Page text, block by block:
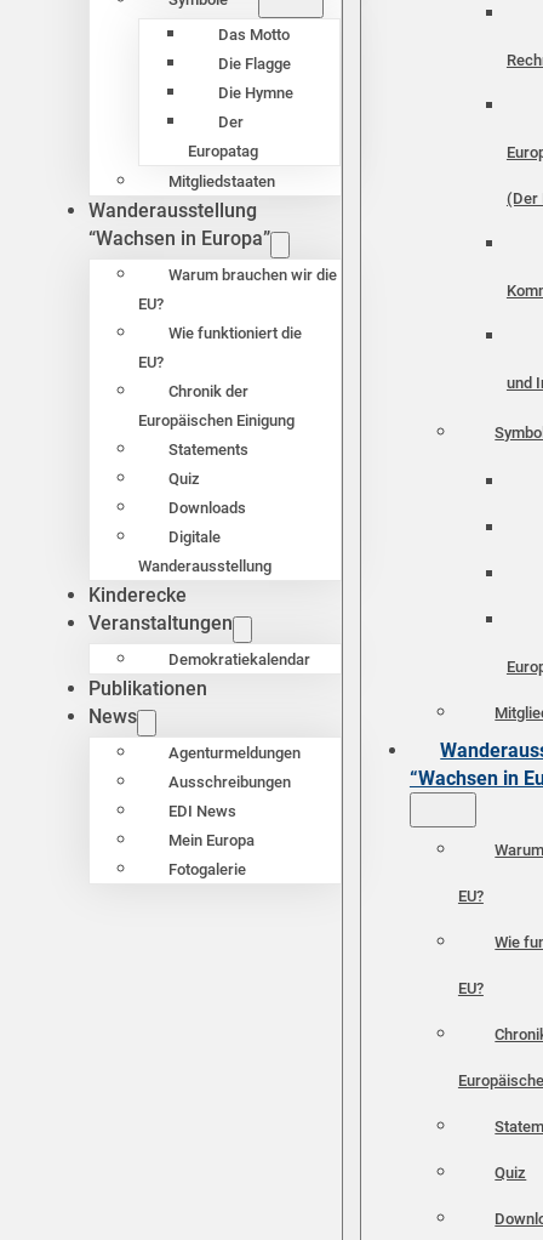
Das Motto
Die Flagge
Die Hymne
Der
Europatag
Mitgliedstaaten
Wanderausstellung
“Wachsen in Europa”
Warum brauchen wir die
EU?
Wie funktioniert die
EU?
Chronik der
Europäischen Einigung
Statements
Quiz
Downloads
Digitale
Wanderausstellung
Kinderecke
Veranstaltungen
Demokratiekalendar
Publikationen
News
Agenturmeldungen
Ausschreibungen
EDI News
Mein Europa
Fotogalerie
(Der
und
“Wachsen in
EU?
Wie
EU?
Quiz